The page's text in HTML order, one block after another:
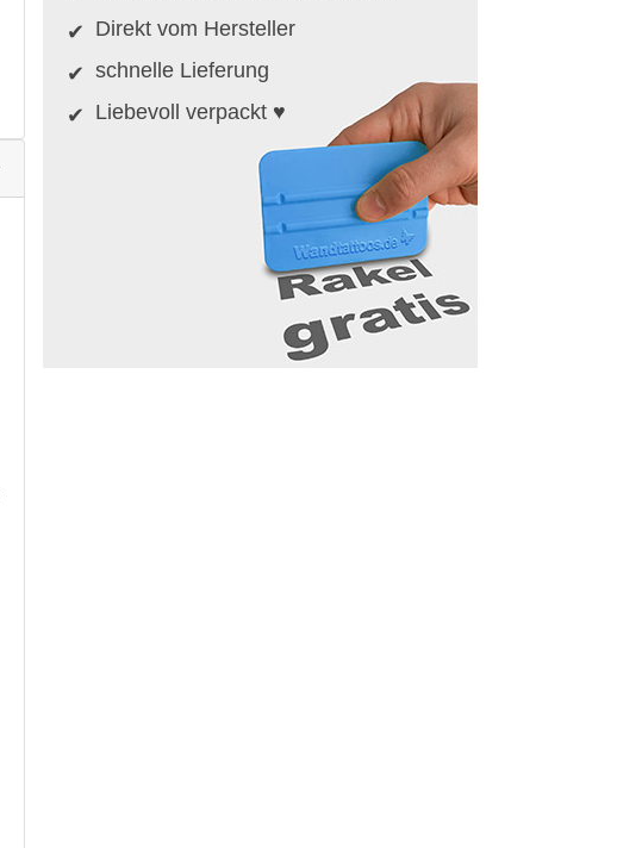
Direkt vom Hersteller
schnelle Lieferung
Liebevoll verpackt ♥